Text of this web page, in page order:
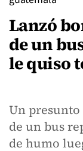
Lanzó
de un
le quiso
Un
de un bus
de humo